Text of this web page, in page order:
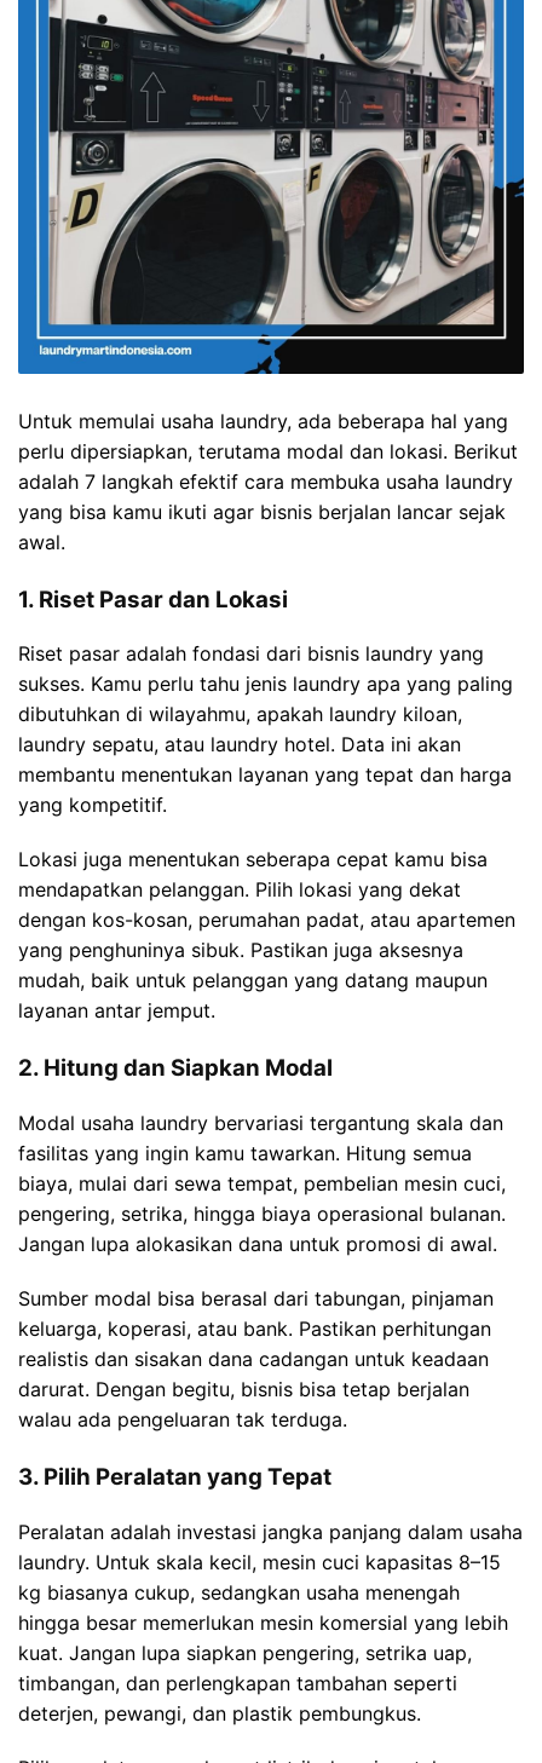
Untuk memulai usaha laundry, ada beberapa hal yang
perlu dipersiapkan, terutama modal dan lokasi. Berikut
adalah 7 langkah efektif cara membuka usaha laundry
yang bisa kamu ikuti agar bisnis berjalan lancar sejak
awal.
1. Riset Pasar dan Lokasi
Riset pasar adalah fondasi dari bisnis laundry yang
sukses. Kamu perlu tahu jenis laundry apa yang paling
dibutuhkan di wilayahmu, apakah laundry kiloan,
laundry sepatu, atau laundry hotel. Data ini akan
membantu menentukan layanan yang tepat dan harga
yang kompetitif.
Lokasi juga menentukan seberapa cepat kamu bisa
mendapatkan pelanggan. Pilih lokasi yang dekat
dengan kos-kosan, perumahan padat, atau apartemen
yang penghuninya sibuk. Pastikan juga aksesnya
mudah, baik untuk pelanggan yang datang maupun
layanan antar jemput.
2. Hitung dan Siapkan Modal
Modal usaha laundry bervariasi tergantung skala dan
fasilitas yang ingin kamu tawarkan. Hitung semua
biaya, mulai dari sewa tempat, pembelian mesin cuci,
pengering, setrika, hingga biaya operasional bulanan.
Jangan lupa alokasikan dana untuk promosi di awal.
Sumber modal bisa berasal dari tabungan, pinjaman
keluarga, koperasi, atau bank. Pastikan perhitungan
realistis dan sisakan dana cadangan untuk keadaan
darurat. Dengan begitu, bisnis bisa tetap berjalan
walau ada pengeluaran tak terduga.
3. Pilih Peralatan yang Tepat
Peralatan adalah investasi jangka panjang dalam usaha
laundry. Untuk skala kecil, mesin cuci kapasitas 8–15
kg biasanya cukup, sedangkan usaha menengah
hingga besar memerlukan mesin komersial yang lebih
kuat. Jangan lupa siapkan pengering, setrika uap,
timbangan, dan perlengkapan tambahan seperti
deterjen, pewangi, dan plastik pembungkus.